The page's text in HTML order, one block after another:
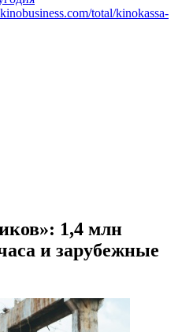
total/kinokassa-
1,4 млн
и зарубежные